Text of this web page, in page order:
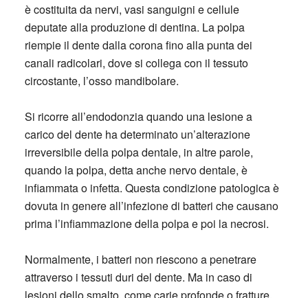
è costituita da nervi, vasi sanguigni e cellule
deputate alla produzione di dentina. La polpa
riempie il dente dalla corona fino alla punta dei
canali radicolari, dove si collega con il tessuto
circostante, l’osso mandibolare.
Si ricorre all’endodonzia quando una lesione a
carico del dente ha determinato un’alterazione
irreversibile della polpa dentale, in altre parole,
quando la polpa, detta anche nervo dentale, è
infiammata o infetta. Questa condizione patologica è
dovuta in genere all’infezione di batteri che causano
prima l’infiammazione della polpa e poi la necrosi.
Normalmente, i batteri non riescono a penetrare
attraverso i tessuti duri del dente. Ma in caso di